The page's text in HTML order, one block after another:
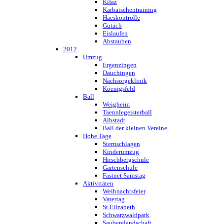
Kifaz
Karbatschentraining
Haeskontrolle
Gutach
Eislaufen
Abstauben
2012
Umzug
Ergenzingen
Dauchingen
Nachsorgeklinik
Koenigsfeld
Ball
Weigheim
Taennlegeisterball
Albstadt
Ball der kleinen Vereine
Hohe Tage
Sternschlagen
Kinderumzug
Hirschbergschule
Gartenschule
Fastnet Samstag
Aktivitäten
Weihnachtsfeier
Vatertag
St.Elizabeth
Schwarzwaldpark